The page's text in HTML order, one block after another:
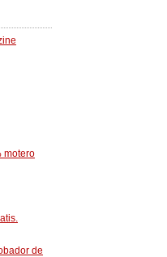
motero
de